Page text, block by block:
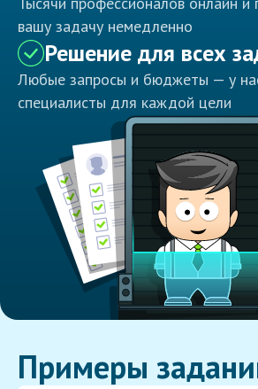
вашу задачу немедленно
Решение для всех
Любые запросы и бюджеты — у
специалисты для каждой цели
Примеры